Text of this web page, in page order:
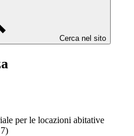
Cerca nel sito
per le locazioni abitative